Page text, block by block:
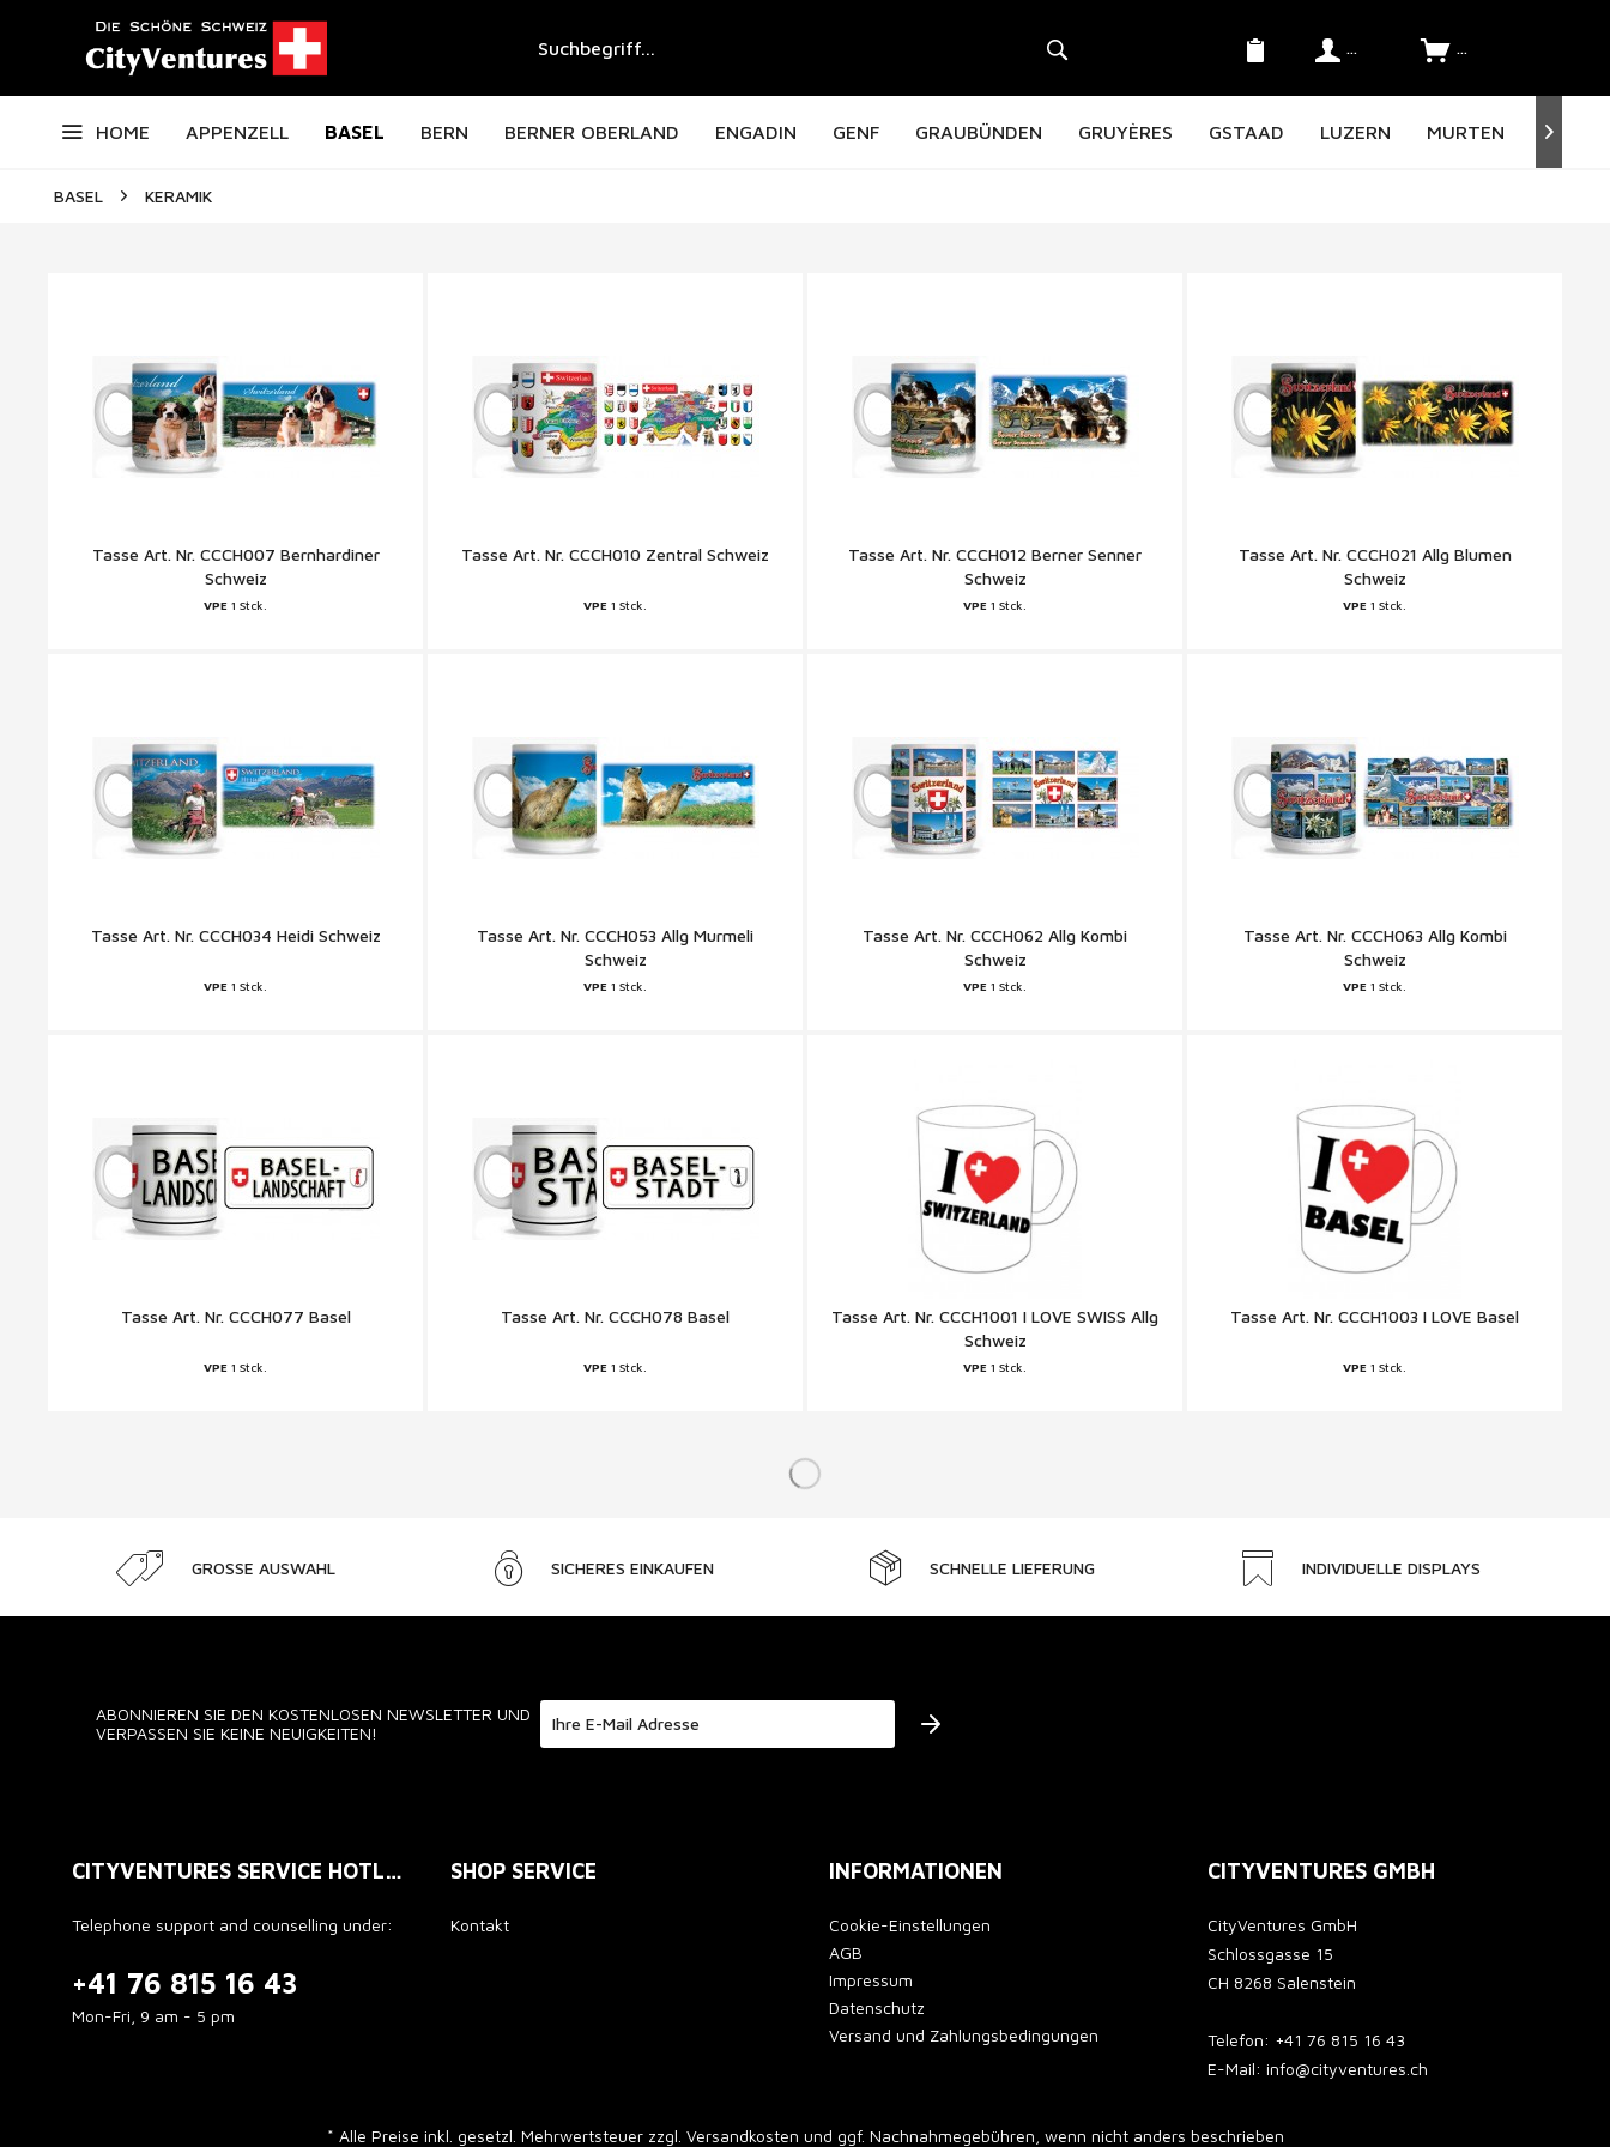
Konto SFr. 0.00 *
HOME APPENZELL BASEL BERN BERNER OBERLAND ENGADIN GENF GRAUBÜNDEN GRUYÈRES GSTAAD LUZERN MURTEN NORD

BASEL KERAMIK
Tasse Art. Nr. CCCH007 Bernhardiner
Schweiz
VPE 1 Stck.
Tasse Art. Nr. CCCH010 Zentral Schweiz
VPE 1 Stck.
Tasse Art. Nr. CCCH012 Berner Senner
Schweiz
VPE 1 Stck.
Tasse Art. Nr. CCCH021 Allg Blumen
Schweiz
VPE 1 Stck.
Tasse Art. Nr. CCCH034 Heidi Schweiz
VPE 1 Stck.
Tasse Art. Nr. CCCH053 Allg Murmeli
Schweiz
VPE 1 Stck.
Tasse Art. Nr. CCCH062 Allg Kombi
Schweiz
VPE 1 Stck.
Tasse Art. Nr. CCCH063 Allg Kombi
Schweiz
VPE 1 Stck.
Tasse Art. Nr. CCCH077 Basel
VPE 1 Stck.
Tasse Art. Nr. CCCH078 Basel
VPE 1 Stck.
Tasse Art. Nr. CCCH1001 I LOVE SWISS Allg
Schweiz
VPE 1 Stck.
Tasse Art. Nr. CCCH1003 I LOVE Basel
VPE 1 Stck.
GROSSE AUSWAHL SICHERES EINKAUFEN SCHNELLE LIEFERUNG INDIVIDUELLE DISPLAYS
ABONNIEREN SIE DEN KOSTENLOSEN NEWSLETTER UND
VERPASSEN SIE KEINE NEUIGKEITEN!
CITYVENTURES SERVICE HOTLINE
Telephone support and counselling under:
+41 76 815 16 43
Mon-Fri, 9 am - 5 pm
SHOP SERVICE
Kontakt
INFORMATIONEN
Cookie-Einstellungen
AGB
Impressum
Datenschutz
Versand und Zahlungsbedingungen
CITYVENTURES GMBH
CityVentures GmbH
Schlossgasse 15
CH 8268 Salenstein
Telefon: +41 76 815 16 43
E-Mail: info@cityventures.ch
* Alle Preise inkl. gesetzl. Mehrwertsteuer zzgl. Versandkosten und ggf. Nachnahmegebühren, wenn nicht anders beschrieben